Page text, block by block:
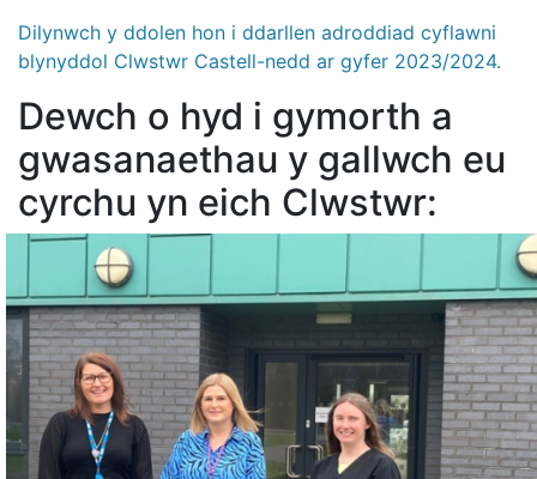
Dilynwch y ddolen hon i ddarllen adroddiad cyflawni
blynyddol Clwstwr Castell-nedd ar gyfer 2023/2024.
Dewch o hyd i gymorth a
gwasanaethau y gallwch eu
cyrchu yn eich Clwstwr: